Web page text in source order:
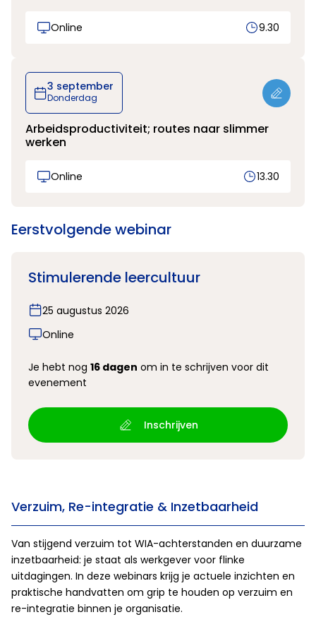
Online 9.30
3 september
Donderdag
Arbeidsproductiviteit; routes naar slimmer
werken
Online 13.30
Eerstvolgende webinar
Stimulerende leercultuur
25 augustus 2026
Online
Je hebt nog 16 dagen om in te schrijven voor dit
evenement
Inschrijven
Verzuim, Re-integratie & Inzetbaarheid
Van stijgend verzuim tot WIA-achterstanden en duurzame
inzetbaarheid: je staat als werkgever voor flinke
uitdagingen. In deze webinars krijg je actuele inzichten en
praktische handvatten om grip te houden op verzuim en
re-integratie binnen je organisatie.